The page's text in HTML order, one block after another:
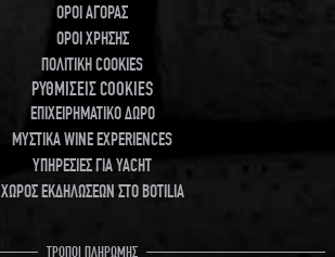
ΟΡΟΙ ΑΓΟΡΑΣ
ΟΡΟΙ ΧΡΗΣΗΣ
ΠΟΛΙΤΙΚΗ COOKIES
ΡΥΘΜΙΣΕΙΣ COOKIES
ΕΠΙΧΕΙΡΗΜΑΤΙΚΟ ΔΩΡΟ
ΜΥΣΤΙΚΑ WINE EXPERIENCES
ΥΠΗΡΕΣΙΕΣ ΓΙΑ YACHT
ΧΩΡΟΣ ΕΚΔΗΛΩΣΕΩΝ ΣΤΟ BOTILIA
ΤΡΟΠΟΙ ΠΛΗΡΩΜΗΣ